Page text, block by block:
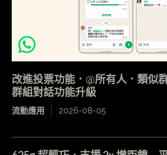
改進投票功能．@所有人．類
群組對話功能升級
流動應用 2026-08-05